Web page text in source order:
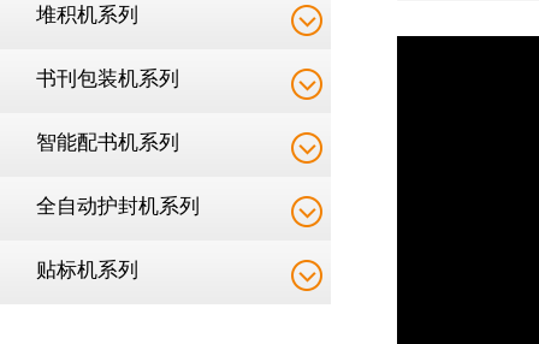
堆积机系列
书刊包装机系列
智能配书机系列
全自动护封机系列
贴标机系列